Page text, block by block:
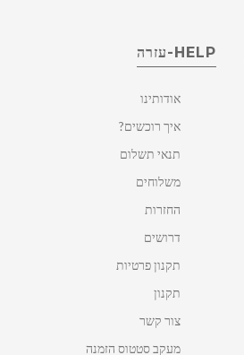
HELP-עזרה
אודותינו
איך רוכשים?
תנאי תשלום
משלוחים
החזרות
דרושים
תקנון פרטיות
תקנון
צור קשר
מעקב סטטוס הזמנה